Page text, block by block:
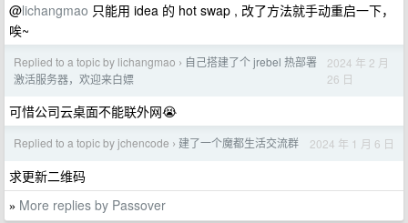
@lichangmao 只能用 idea 的 hot swap , 改了方法就手动重启一下，
唉~
Replied to a topic by lichangmao › 自己搭建了个 jrebel 热部署
激活服务器，欢迎来白嫖
2024 年 2 月
26 日
可惜公司云桌面不能联外网😭
Replied to a topic by jchencode › 建了一个魔都生活交流群 2024 年 1 月 6 日
求更新二维码
» More replies by Passover